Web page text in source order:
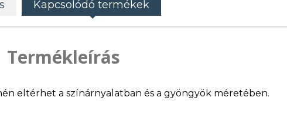
Kapcsolódó termékek
Termékleírás
eltérhet a színárnyalatban és a gyöngyök méretében.